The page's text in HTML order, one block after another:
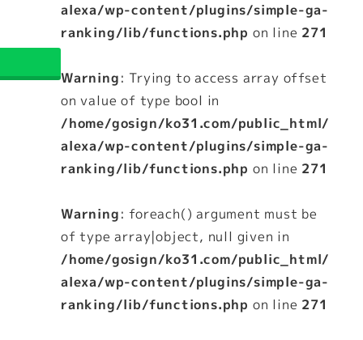
alexa/wp-content/plugins/simple-ga-
ranking/lib/functions.php on line 271
Warning: Trying to access array offset
on value of type bool in
/home/gosign/ko31.com/public_html/
alexa/wp-content/plugins/simple-ga-
ranking/lib/functions.php on line 271
Warning: foreach() argument must be
of type array|object, null given in
/home/gosign/ko31.com/public_html/
alexa/wp-content/plugins/simple-ga-
ranking/lib/functions.php on line 271